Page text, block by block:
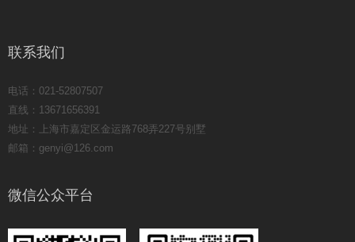
联系我们
电话：021-52807507
直线：13671656391
地址：上海市嘉定区金运路768弄227号别墅
邮箱：genyi@126.com
微信公众平台